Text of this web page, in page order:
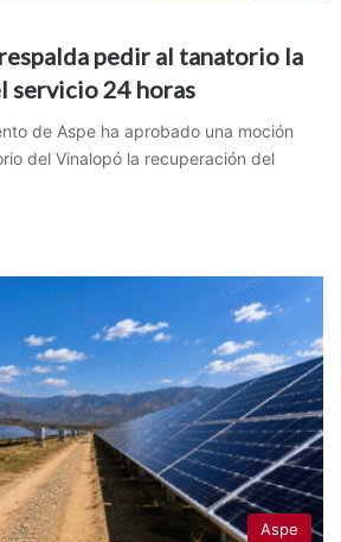
pedir al tanatorio la
servicio 24 horas
de Aspe ha aprobado una moción
del Vinalopó la recuperación del
Aspe